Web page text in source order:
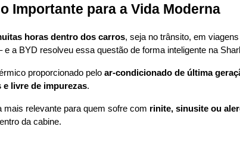
Importante para a Vida Moderna
horas dentro dos carros, seja no trânsito, em
e a BYD resolveu essa questão de forma inteligente na
proporcionado pelo ar-condicionado de última
e livre de impurezas.
mais relevante para quem sofre com rinite, sinusite ou
da cabine.